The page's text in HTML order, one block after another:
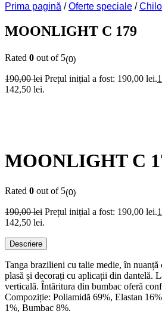
Prima pagină /Oferte speciale /
MOONLIGHT C 179
Rated 0 out of 5(0)
190,00lei Prețul inițial a fost: 190,00 lei.
142,50 lei.
MOONLIGHT C
Rated 0 out of 5(0)
190,00lei Prețul inițial a fost: 190,00 lei.
142,50 lei.
Descriere
Tanga brazilieni cu talie medie, în
plasă și decorați cu aplicații din dantelă.
verticală. Întăritura din bumbac oferă
Compoziție: Poliamidă 69%, Elastan
1%, Bumbac 8%.